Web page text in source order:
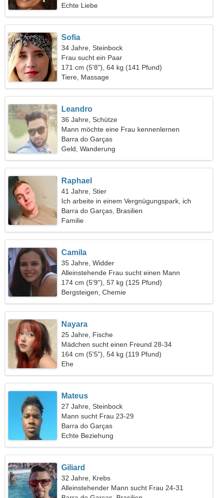
Echte Liebe
Sofia
34 Jahre, Steinbock
Frau sucht ein Paar
171 cm (5'8"), 64 kg (141 Pfund)
Tiere, Massage
Leandro
36 Jahre, Schütze
Mann möchte eine Frau kennenlernen
Barra do Garças
Geld, Wanderung
Raphael
41 Jahre, Stier
Ich arbeite in einem Vergnügungspark, ich
brauche eine witzige Frau
Barra do Garças, Brasilien
Familie
Camila
35 Jahre, Widder
Alleinstehende Frau sucht einen Mann
174 cm (5'9"), 57 kg (125 Pfund)
Bergsteigen, Chemie
Nayara
25 Jahre, Fische
Mädchen sucht einen Freund 28-34
164 cm (5'5"), 54 kg (119 Pfund)
Ehe
Mateus
27 Jahre, Steinbock
Mann sucht Frau 23-29
Barra do Garças
Echte Beziehung
Giliard
32 Jahre, Krebs
Alleinstehender Mann sucht Frau 24-31